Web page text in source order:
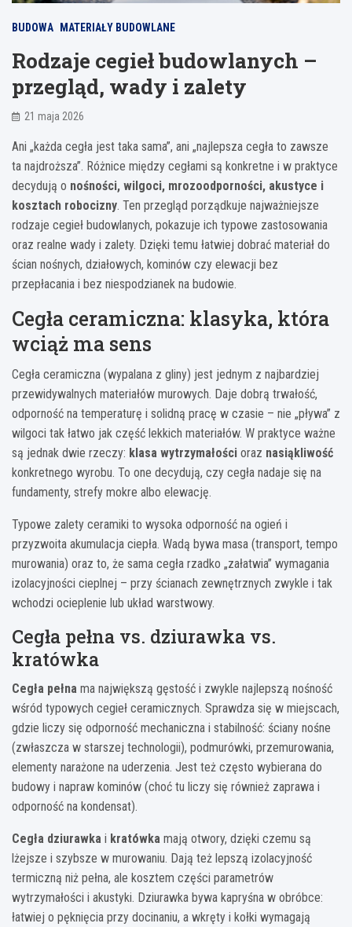
BUDOWA MATERIAŁY BUDOWLANE
Rodzaje cegieł budowlanych –
przegląd, wady i zalety
21 maja 2026
Ani „każda cegła jest taka sama”, ani „najlepsza cegła to zawsze
ta najdroższa”. Różnice między cegłami są konkretne i w praktyce
decydują o nośności, wilgoci, mrozoodporności, akustyce i
kosztach robocizny. Ten przegląd porządkuje najważniejsze
rodzaje cegieł budowlanych, pokazuje ich typowe zastosowania
oraz realne wady i zalety. Dzięki temu łatwiej dobrać materiał do
ścian nośnych, działowych, kominów czy elewacji bez
przepłacania i bez niespodzianek na budowie.
Cegła ceramiczna: klasyka, która
wciąż ma sens
Cegła ceramiczna (wypalana z gliny) jest jednym z najbardziej
przewidywalnych materiałów murowych. Daje dobrą trwałość,
odporność na temperaturę i solidną pracę w czasie – nie „pływa” z
wilgoci tak łatwo jak część lekkich materiałów. W praktyce ważne
są jednak dwie rzeczy: klasa wytrzymałości oraz nasiąkliwość
konkretnego wyrobu. To one decydują, czy cegła nadaje się na
fundamenty, strefy mokre albo elewację.
Typowe zalety ceramiki to wysoka odporność na ogień i
przyzwoita akumulacja ciepła. Wadą bywa masa (transport, tempo
murowania) oraz to, że sama cegła rzadko „załatwia” wymagania
izolacyjności cieplnej – przy ścianach zewnętrznych zwykle i tak
wchodzi ocieplenie lub układ warstwowy.
Cegła pełna vs. dziurawka vs.
kratówka
Cegła pełna ma największą gęstość i zwykle najlepszą nośność
wśród typowych cegieł ceramicznych. Sprawdza się w miejscach,
gdzie liczy się odporność mechaniczna i stabilność: ściany nośne
(zwłaszcza w starszej technologii), podmurówki, przemurowania,
elementy narażone na uderzenia. Jest też często wybierana do
budowy i napraw kominów (choć tu liczy się również zaprawa i
odporność na kondensat).
Cegła dziurawka i kratówka mają otwory, dzięki czemu są
lżejsze i szybsze w murowaniu. Dają też lepszą izolacyjność
termiczną niż pełna, ale kosztem części parametrów
wytrzymałości i akustyki. Dziurawka bywa kapryśna w obróbce:
łatwiej o pęknięcia przy docinaniu, a wkręty i kołki wymagają